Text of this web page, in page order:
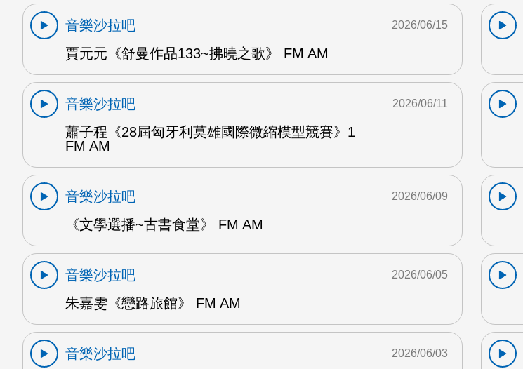
音樂沙拉吧
賈元元《舒曼作品133~拂曉之歌》 FM AM
2026/06/15
音樂沙拉吧
蕭子程《28屆匈牙利莫雄國際微縮模型競賽》1
FM AM
2026/06/11
音樂沙拉吧
《文學選播~古書食堂》 FM AM
2026/06/09
音樂沙拉吧
朱嘉雯《戀路旅館》 FM AM
2026/06/05
音樂沙拉吧 2026/06/03